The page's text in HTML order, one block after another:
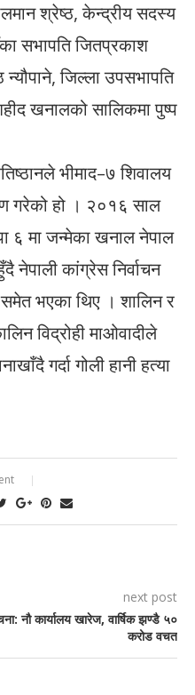
श्रेष्ठ, केन्द्रीय सदस्य
सभापति जितप्रकाश
जिल्ला उपसभापति
खनालको सालिकमा पुष्प
भीमाद–७ शिवालय
गरेको हो । २०१६ साल
६ मा जन्मेका खनाल नेपाल
नेपाली कांग्रेस निर्वाचन
समेत भएका थिए । शालिन र
विद्रोही माओवादीले
गर्दा गोली हानी हत्या
next post
नौ कार्यालय खारेज, वार्षिक झण्डै ५०
करोड वचत